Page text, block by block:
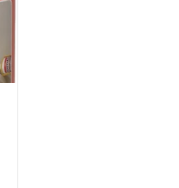
280ml mennyiség